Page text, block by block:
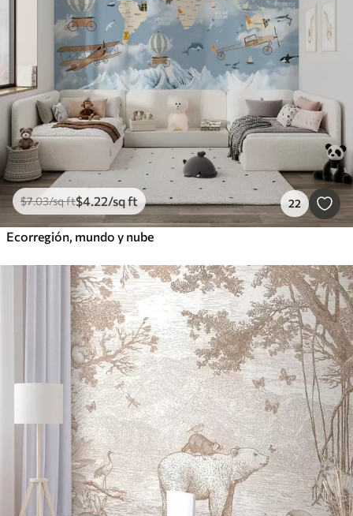
$7.03/sq ft$4.22/sq ft 22
Ecorregión, mundo y nube